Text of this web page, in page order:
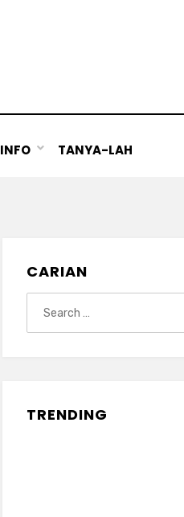
INFO TANYA-LAH
CARIAN
TRENDING